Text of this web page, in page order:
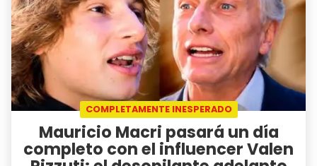
COMPLETAMENTE INESPERADO
Mauricio Macri pasará un día
completo con el influencer Valen